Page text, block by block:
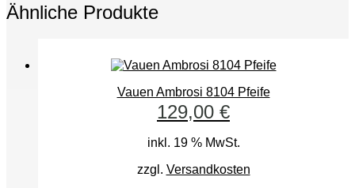
Ähnliche Produkte
Vauen Ambrosi 8104 Pfeife
129,00 €
inkl. 19 % MwSt.
zzgl. Versandkosten